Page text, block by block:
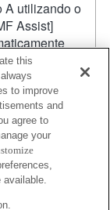
A utilizando o
Assist]
ampliar a
Magnifier]
"Custom
automática,
esta
escuras ou
this
to improve
and
agree to
your